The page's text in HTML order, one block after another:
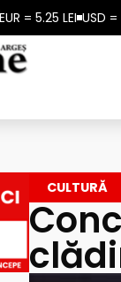
EUR = 5.25 LEI USD =
Pitești!
CULTURĂ